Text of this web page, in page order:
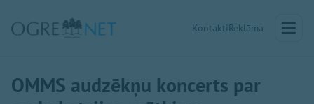
KontaktiReklāma
OMMS audzēkņu koncerts par